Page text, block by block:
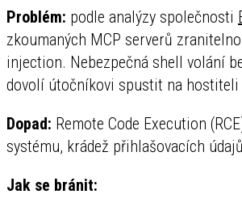
Problém: podle analýzy společnosti
zkoumaných MCP serverů
injection. Nebezpečná shell volání
dovolí útočníkovi spustit na hostiteli
Dopad: Remote Code Execution
systému, krádež přihlašovacích
Jak se bránit: